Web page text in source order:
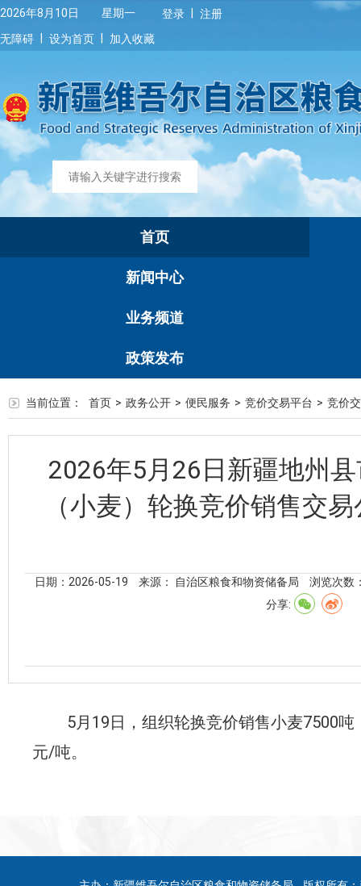
2026年8月10日 星期一 登录
注册
无障碍
设为首页 加入收藏
首页
新闻中心
业务频道
政策发布
当前位置： 首页 > 政务公开 > 便民服务 > 竞价交易平台 > 竞价
2026年5月26日新疆地州
（小麦）轮换竞价销售交
日期：2026-05-19 来源： 自治区粮食和物资储备局
浏览次数
分享:
5月 19日， 组织轮换竞价销售小麦7500吨
元/吨。